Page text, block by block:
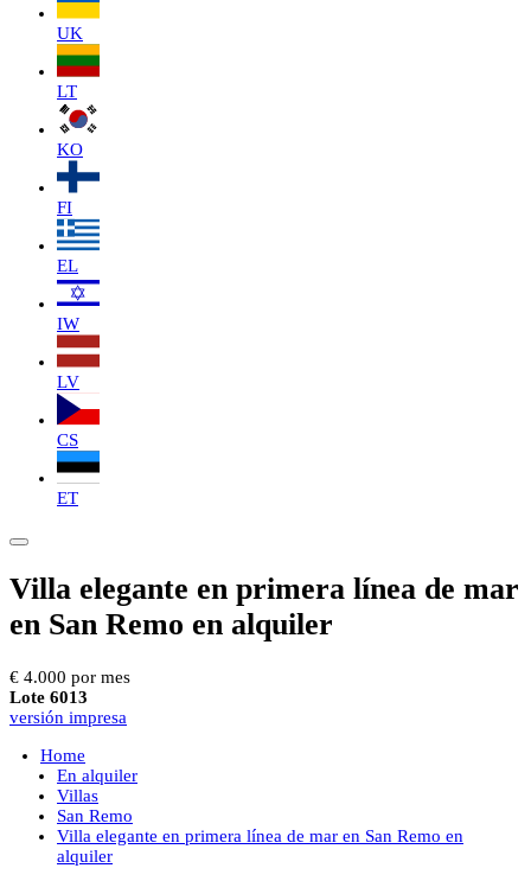
UK
LT
KO
FI
EL
IW
LV
CS
ET
Villa elegante en primera línea de mar
en San Remo en alquiler
€ 4.000 por mes
Lote 6013
versión impresa
Home
En alquiler
Villas
San Remo
Villa elegante en primera línea de mar en San Remo en
alquiler